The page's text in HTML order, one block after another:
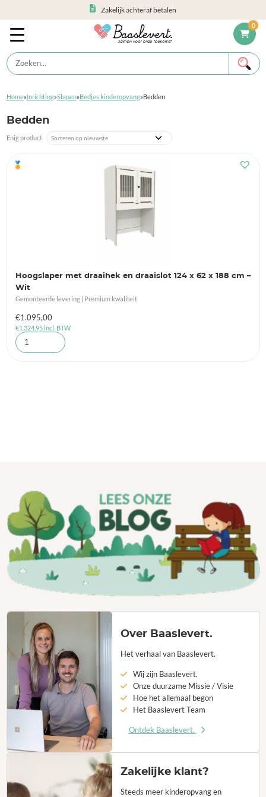
0
Zakelijk achteraf betalen
Home»Inrichting»Slapen»Bedjes kinderopvang»Bedden
Bedden
Enig product
🏅
Hoogslaper met draaihek en draaislot 124 x 62 x 188 cm –
Wit
Gemonteerde levering | Premium kwaliteit
€1.095,00
€1.324,95incl. BTW
Over Baaslevert.
Het verhaal van Baaslevert.
Wij zijn Baaslevert.
Onze duurzame Missie / Visie
Hoe het allemaal begon
Het Baaslevert Team
Ontdek Baaslevert.
Zakelijke klant?
Steeds meer kinderopvang en